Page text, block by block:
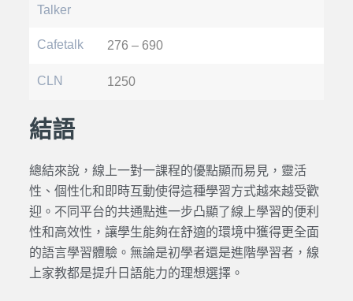
Talker
Cafetalk 276 – 690
CLN 1250
結語
總結來說， 線上一對一課程的優點顯而易見，靈活
性、個性化和即時互動使得這種學習方式越來越受歡
迎。不同 平台的共通點進一步凸顯了線上學習的便利
性和高效性，讓學生能夠在舒適的環境中獲得更全面
的語言學習體驗。無論是初學者還是進階學習者， 線
上家教都是提升日語能力的理想選擇。